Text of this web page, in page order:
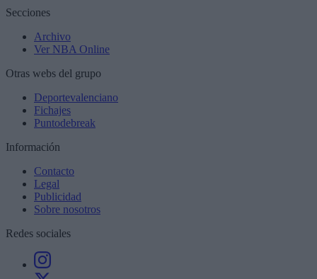
Secciones
Archivo
Ver NBA Online
Otras webs del grupo
Deportevalenciano
Fichajes
Puntodebreak
Información
Contacto
Legal
Publicidad
Sobre nosotros
Redes sociales